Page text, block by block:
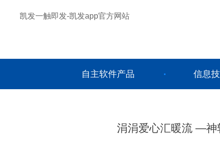
凯发一触即发-凯发app官方网站
自主软件产品 信息
涓涓爱心汇暖流 —神